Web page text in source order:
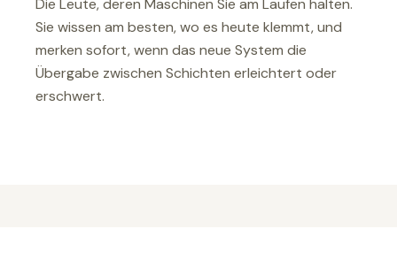
Sie wissen am besten, wo es heute klemmt, und
merken sofort, wenn das neue System die
Übergabe zwischen Schichten erleichtert oder
erschwert.